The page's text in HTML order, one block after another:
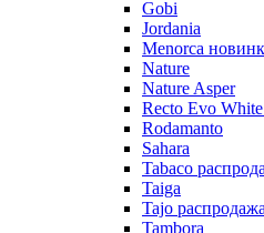
Gobi
Jordania
Menorca
Nature
Nature Asper
Recto Evo
Rodamanto
Sahara
Tabaco
Taiga
Tajo распродажа
Tambora